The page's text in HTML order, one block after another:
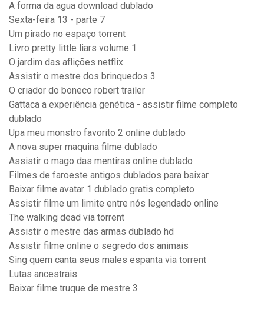
A forma da agua download dublado
Sexta-feira 13 - parte 7
Um pirado no espaço torrent
Livro pretty little liars volume 1
O jardim das aflições netflix
Assistir o mestre dos brinquedos 3
O criador do boneco robert trailer
Gattaca a experiência genética - assistir filme completo
dublado
Upa meu monstro favorito 2 online dublado
A nova super maquina filme dublado
Assistir o mago das mentiras online dublado
Filmes de faroeste antigos dublados para baixar
Baixar filme avatar 1 dublado gratis completo
Assistir filme um limite entre nós legendado online
The walking dead via torrent
Assistir o mestre das armas dublado hd
Assistir filme online o segredo dos animais
Sing quem canta seus males espanta via torrent
Lutas ancestrais
Baixar filme truque de mestre 3